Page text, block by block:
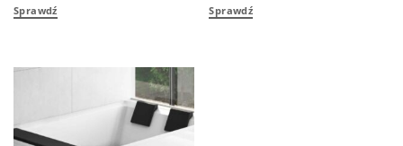
Sprawdź Sprawdź